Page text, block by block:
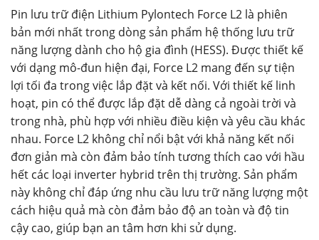
Pin lưu trữ điện Lithium Pylontech Force L2 là phiên
bản mới nhất trong dòng sản phẩm hệ thống lưu trữ
năng lượng dành cho hộ gia đình (HESS). Được thiết kế
với dạng mô-đun hiện đại, Force L2 mang đến sự tiện
lợi tối đa trong việc lắp đặt và kết nối. Với thiết kế linh
hoạt, pin có thể được lắp đặt dễ dàng cả ngoài trời và
trong nhà, phù hợp với nhiều điều kiện và yêu cầu khác
nhau. Force L2 không chỉ nổi bật với khả năng kết nối
đơn giản mà còn đảm bảo tính tương thích cao với hầu
hết các loại inverter hybrid trên thị trường. Sản phẩm
này không chỉ đáp ứng nhu cầu lưu trữ năng lượng một
cách hiệu quả mà còn đảm bảo độ an toàn và độ tin
cậy cao, giúp bạn an tâm hơn khi sử dụng.